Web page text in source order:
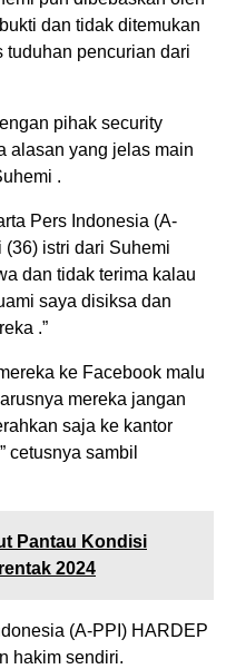
dan tidak ditemukan
tuduhan pencurian dari
pihak security
alasan yang jelas main
.
Pers Indonesia (A-
istri dari Suhemi
dan tidak terima kalau
saya disiksa dan
.”
ke Facebook malu
mereka jangan
saja ke kantor
cetusnya sambil
Pantau Kondisi
2024
(A-PPI) HARDEP
hakim sendiri.